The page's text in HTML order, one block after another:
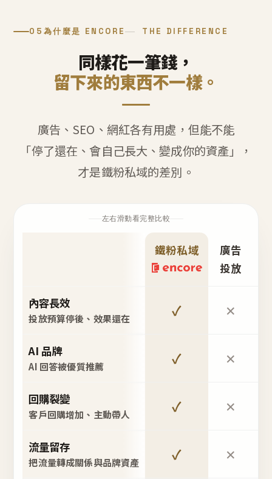
05 為什麼是 ENCORE THE DIFFERENCE
同樣花一筆錢，
留下來的東西不一樣。
廣告、SEO、網紅各有用處，但能不能
「停了還在、會自己長大、變成你的資產」，
才是鐵粉私域的差別。
左右滑動看完整比較
鐵粉私域
廣告
投放
內容長效
投放預算停後、效果還在 ✓ ✕
AI 品牌
AI 回答被優質推薦 ✓ ✕
回購裂變
客戶回購增加、主動帶人 ✓ ✕
流量留存
把流量轉成關係與品牌資產 ✓ ✕